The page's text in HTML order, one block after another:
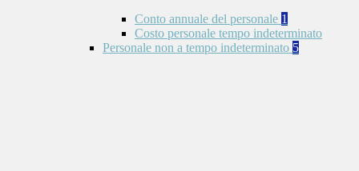
Conto annuale del personale 1
Costo personale tempo indeterminato
Personale non a tempo indeterminato 5